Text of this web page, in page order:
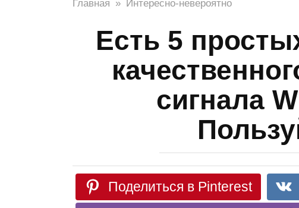
Главная » Интересно-невероятно
Есть 5
сигнала
Поделиться в Pinterest